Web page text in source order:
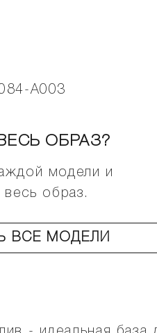
A003
ОБРАЗ?
модели и
весь образ.
ВСЕ МОДЕЛИ